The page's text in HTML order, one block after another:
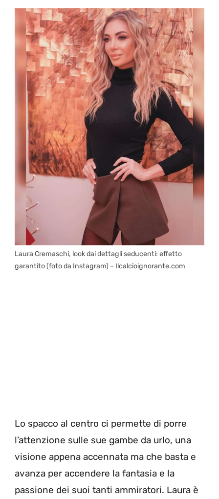
Laura Cremaschi, look dai dettagli seducenti: effetto
garantito (foto da Instagram) – Ilcalcioignorante.com
Lo spacco al centro ci permette di porre
l’attenzione sulle sue gambe da urlo, una
visione appena accennata ma che basta e
avanza per accendere la fantasia e la
passione dei suoi tanti ammiratori. Laura è